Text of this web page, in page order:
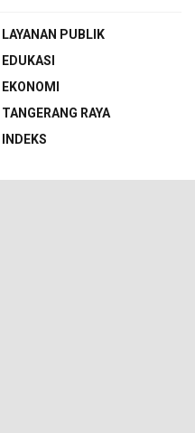
LAYANAN PUBLIK
EDUKASI
EKONOMI
TANGERANG RAYA
INDEKS